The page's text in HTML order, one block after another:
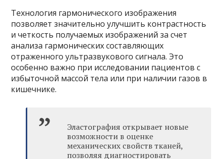
Технология гармонического изображения
позволяет значительно улучшить контрастность
и четкость получаемых изображений за счет
анализа гармонических составляющих
отраженного ультразвукового сигнала. Это
особенно важно при исследовании пациентов с
избыточной массой тела или при наличии газов в
кишечнике.
Эластография открывает новые
возможности в оценке
механических свойств тканей,
позволяя диагностировать